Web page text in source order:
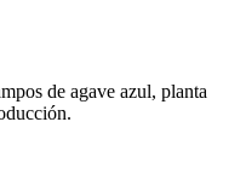
de agave azul, planta